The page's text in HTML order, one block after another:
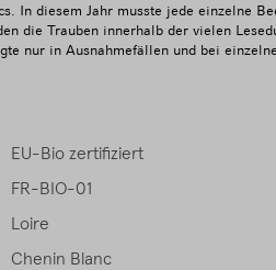
In diesem Jahr musste jede einzelne
die Trauben innerhalb der vielen
nur in Ausnahmefällen und bei
EU-Bio zertifiziert
FR-BIO-01
Loire
Chenin Blanc